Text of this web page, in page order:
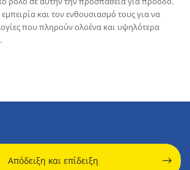
και τον ενθουσιασμό τους για να
που πληρούν ολοένα και υψηλότερα
Απόδειξη και επίδειξη